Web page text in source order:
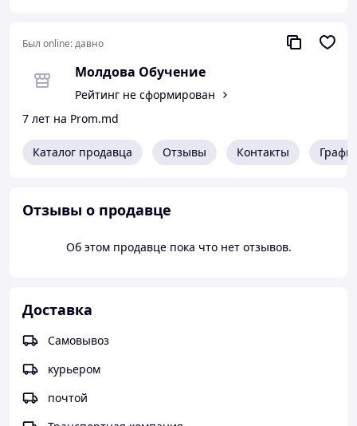
Был online:давно
Молдова Обучение
Рейтинг не сформирован
7 лет на Prom.md
Каталог продавца Отзывы Контакты
Отзывы о продавце
Об этом продавце пока что нет отзывов.
Доставка
Самовывоз
курьером
почтой